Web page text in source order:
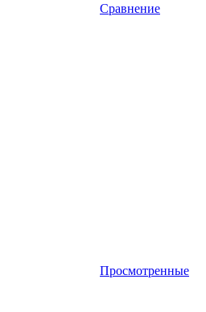
Сравнение
Просмотренные